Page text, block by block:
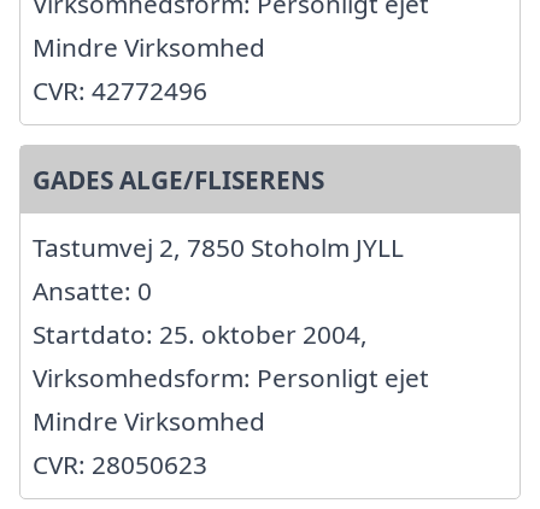
Mindre Virksomhed
CVR: 42772496
GADES ALGE/FLISERENS
Tastumvej 2, 7850 Stoholm JYLL
Ansatte: 0
Startdato: 25. oktober 2004,
Virksomhedsform: Personligt ejet
Mindre Virksomhed
CVR: 28050623